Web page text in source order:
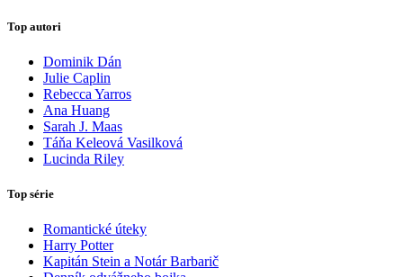
Top autori
Dominik Dán
Julie Caplin
Rebecca Yarros
Ana Huang
Sarah J. Maas
Táňa Keleová Vasilková
Lucinda Riley
Top série
Romantické úteky
Harry Potter
Kapitán Stein a Notár Barbarič